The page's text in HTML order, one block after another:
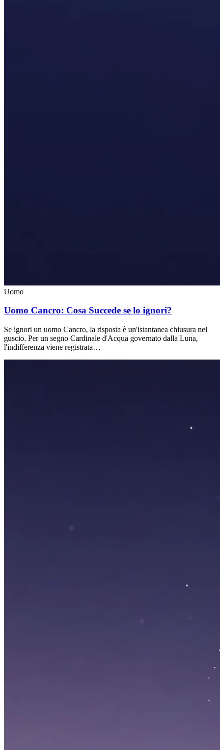
Uomo
Uomo Cancro: Cosa Succede se lo ignori?
Se ignori un uomo Cancro, la risposta è un'istantanea chiusura nel
guscio. Per un segno Cardinale d'Acqua governato dalla Luna,
l'indifferenza viene registrata…